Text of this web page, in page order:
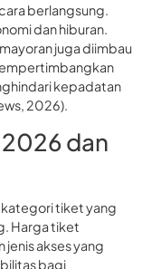
berlangsung.
dan hiburan.
juga diimbau
kepadatan
2026).
2026 dan
tiket yang
Harga tiket
jenis akses yang
bagi